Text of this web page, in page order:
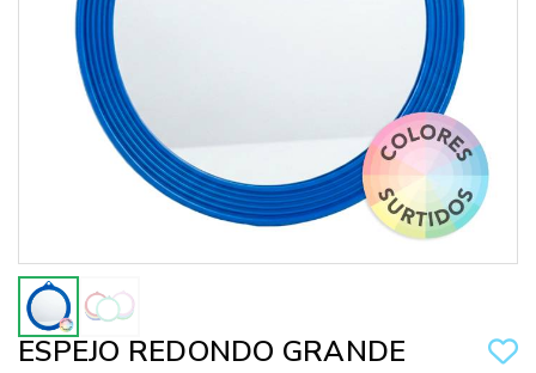
ESPEJO REDONDO GRANDE